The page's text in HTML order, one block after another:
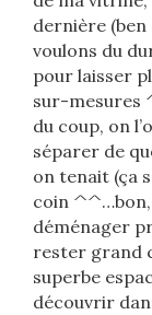
dernière (ben
voulons du
pour laisser
sur-mesures
du coup, on
séparer de
on tenait (ça
coin ^^…bon,
déménager
rester grand
superbe
découvrir